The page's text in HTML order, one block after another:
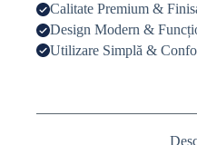
Calitate Premium &
Design Modern &
Utilizare Simplă &